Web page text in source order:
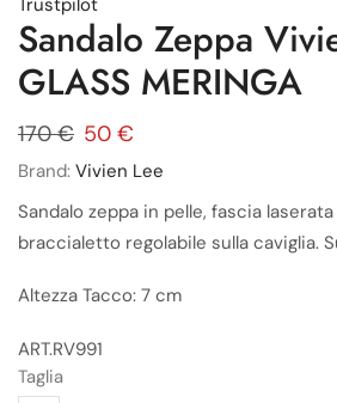
Sandalo Zeppa
GLASS MERINGA
170€ 50 €
Brand: Vivien Lee
Sandalo zeppa in pelle, fascia
braccialetto regolabile sulla caviglia.
Altezza Tacco: 7 cm
ART.RV991
Taglia